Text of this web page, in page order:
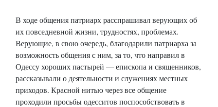
В ходе общения патриарх расспрашивал верующих об
их повседневной жизни, трудностях, проблемах.
Верующие, в свою очередь, благодарили патриарха за
возможность общения с ним, за то, что направил в
Одессу хороших пастырей — епископа и священников,
рассказывали о деятельности и служениях местных
приходов. Красной нитью через все общение
проходили просьбы одесситов поспособствовать в